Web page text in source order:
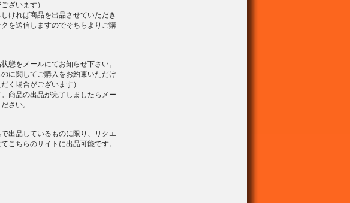
ざいます）
ければ商品を出品させていただき
を送信しますのでそちらよりご購
態をメールにてお知らせ下さい。
に関してご購入をお約束いただけ
く場合がございます）
商品の出品が完了しましたらメー
さい。
出品しているものに限り、リクエ
こちらのサイトに出品可能です。